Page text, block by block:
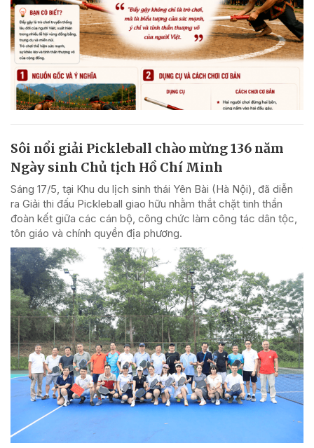
Sôi nổi giải Pickleball chào mừng 136 năm
Ngày sinh Chủ tịch Hồ Chí Minh
Sáng 17/5, tại Khu du lịch sinh thái Yên Bài (Hà Nội), đã diễn
ra Giải thi đấu Pickleball giao hữu nhằm thắt chặt tinh thần
đoàn kết giữa các cán bộ, công chức làm công tác dân tộc,
tôn giáo và chính quyền địa phương.